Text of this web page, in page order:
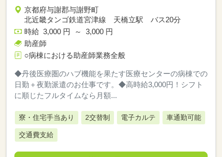
京都府与謝郡与謝野町
北近畿タンゴ鉄道宮津線 天橋立駅 バス20分
時給 3,000 円 ～ 3,000 円
助産師
○病棟における助産師業務全般
◆丹後医療圏のハブ機能を果たす医療センターの病棟での
日勤＋夜勤派遣のお仕事です。◆高時給3,000円！シフト
に順じたフルタイムなら月額...
寮・住宅手当あり 2交替制 電子カルテ 車通勤可能
交通費支給